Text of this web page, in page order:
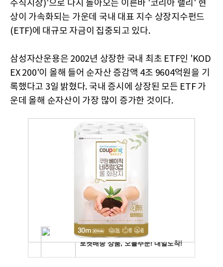
주식시장)'으로 다시 돌아오는 이른바 '코리아 랠리' 현
상이 가속화되는 가운데 국내 대표 지수 상장지수펀드
(ETF)에 대규모 자금이 집중되고 있다.
삼성자산운용은 2002년 상장한 국내 최초 ETF인 'KOD
EX 200'이 올해 들어 순자산 증감액 4조 9604억원을 기
록했다고 3일 밝혔다. 국내 증시에 상장된 모든 ETF 가
운데 올해 순자산이 가장 많이 증가한 것이다.